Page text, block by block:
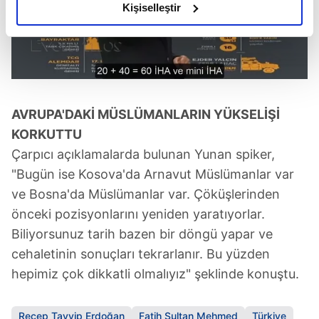
olduğunu ve sizlere en iyi içerikleri sunabilmek adına
elimizden gelen çabayı gösterdiğimizi ve bu noktada,
reklamların maliyetlerimizi karşılamak noktasında tek gelir
kalemimiz olduğunu sizlere hatırlatmak isteriz.
takdirde, kullanıcılara hedefli reklamlar
Sizlere daha iyi bir hizmet sunabilmek için İnternet
Sitemizde kendimize ve üçüncü kişilere ait çerezler
kullanılmaktadır. Bu çerezler vasıtasıyla çeşitli kişisel
verileriniz işlenmekte olup gerekli olan çerezler bilgi
toplumu hizmetlerinin sunulması amacıyla
kullanılmaktadır. Diğer çerezler, sitemizin daha işlevsel
kılınması ve kişiselleştirilmesi ve sizlere yönelik
reklam/pazarlama faaliyetlerinin yapılması, amaçlarıyla
Kişiselleştir
AVRUPA'DAKİ MÜSLÜMANLARIN YÜKSELİŞİ
KORKUTTU
Çarpıcı açıklamalarda bulunan Yunan spiker,
"Bugün ise Kosova'da Arnavut Müslümanlar var
ve Bosna'da Müslümanlar var. Çöküşlerinden
önceki pozisyonlarını yeniden yaratıyorlar.
Biliyorsunuz tarih bazen bir döngü yapar ve
cehaletinin sonuçları tekrarlanır. Bu yüzden
hepimiz çok dikkatli olmalıyız" şeklinde konuştu.
Recep Tayyip Erdoğan Fatih Sultan Mehmed
Türkiye